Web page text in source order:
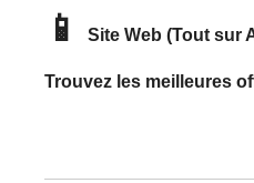
📱 Site Web (Tout sur
Trouvez les meilleures